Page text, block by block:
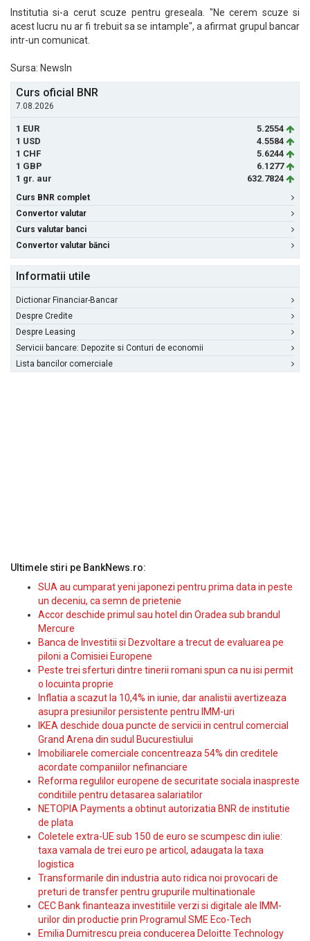
Institutia si-a cerut scuze pentru greseala. "Ne cerem scuze si
acest lucru nu ar fi trebuit sa se intample", a afirmat grupul bancar
intr-un comunicat.
Sursa: NewsIn
Curs oficial BNR
7.08.2026
1 EUR
5.2554
1 USD
4.5584
1 CHF
5.6244
1 GBP
6.1277
1 gr. aur
632.7824
Curs BNR complet
Convertor valutar
Curs valutar banci
Convertor valutar bănci
Informatii utile
Dictionar Financiar-Bancar
Despre Credite
Despre Leasing
Servicii bancare: Depozite si Conturi de economii
Lista bancilor comerciale
Ultimele stiri pe BankNews.ro:
SUA au cumparat yeni japonezi pentru prima data in peste
un deceniu, ca semn de prietenie
Accor deschide primul sau hotel din Oradea sub brandul
Mercure
Banca de Investitii si Dezvoltare a trecut de evaluarea pe
piloni a Comisiei Europene
Peste trei sferturi dintre tinerii romani spun ca nu isi permit
o locuinta proprie
Inflatia a scazut la 10,4% in iunie, dar analistii avertizeaza
asupra presiunilor persistente pentru IMM-uri
IKEA deschide doua puncte de servicii in centrul comercial
Grand Arena din sudul Bucurestiului
Imobiliarele comerciale concentreaza 54% din creditele
acordate companiilor nefinanciare
Reforma regulilor europene de securitate sociala inaspreste
conditiile pentru detasarea salariatilor
NETOPIA Payments a obtinut autorizatia BNR de institutie
de plata
Coletele extra-UE sub 150 de euro se scumpesc din iulie:
taxa vamala de trei euro pe articol, adaugata la taxa
logistica
Transformarile din industria auto ridica noi provocari de
preturi de transfer pentru grupurile multinationale
CEC Bank finanteaza investitiile verzi si digitale ale IMM-
urilor din productie prin Programul SME Eco-Tech
Emilia Dumitrescu preia conducerea Deloitte Technology